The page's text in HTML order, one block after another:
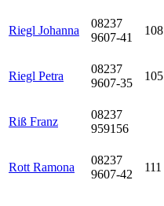
Riegl Johanna
08237
9607-41
108
Riegl Petra
08237
9607-35
105
Riß Franz
08237
959156
Rott Ramona
08237
9607-42
111